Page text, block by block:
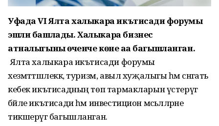
Уфада VI Ялта халыкара икътисади форумы
эшли башлады. Халыкара бизнес
атналыгының өченче көне аңа багышланган.
Ялта халыкара икътисади форумы
хезмәттәшлеккә, туризм, авыл хуҗалыгы һәм сәнәгать
кебек икътисадның төп тармакларын үстерүгә
бәйле икътисади һәм инвестицион мәсьәләләрне
тикшерүгә багышланган.